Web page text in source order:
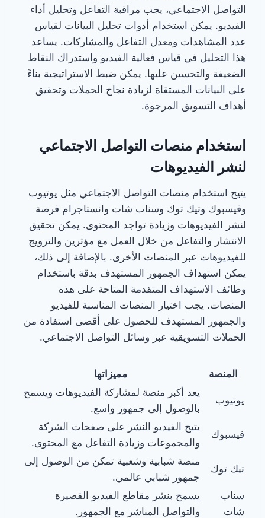
التواصل الاجتماعي، يجب مراقبة التفاعل وتحليل أداء
الفيديو. يمكن استخدام أدوات تحليل البيانات لقياس
عدد المشاهدات ومعدل التفاعل والمشاركات. يساعد
هذا التحليل في قياس فعالية الفيديو واستدراك النقاط
الضعيفة والتحسين عليها. يمكن ضبط الاستراتيجية بناءً
على البيانات المستقاة لزيادة نجاح الحملات وتحقيق
أهداف التسويق المرجوة.
استخدام منصات التواصل الاجتماعي
لنشر الفيديوهات
يتيح استخدام منصات التواصل الاجتماعي مثل يوتيوب
وفيسبوك وتيك توك وسناب شات وانستاجرام فرصة
لنشر الفيديوهات وزيادة تواجد المحتوى. يمكن تحقيق
الانتشار والتفاعل من خلال العمل مع مؤثرين والترويج
للفيديوهات عبر المنصات الأخرى. بالإضافة إلى ذلك،
يمكن استهداف الجمهور المستهدف بدقة باستخدام
وظائف الاستهداف المتقدمة المتاحة على هذه
المنصات. يجب اختيار المنصات المناسبة للفيديو
والجمهور المستهدف للحصول على أقصى استفادة من
الحملات التسويقية عبر وسائل التواصل الاجتماعي.
المنصة مميزاتها
يوتيوب
يعد أكبر منصة لمشاركة الفيديوهات ويسمح
بالوصول إلى جمهور واسع.
فيسبوك
يتيح الفيديو النشر على صفحات الشركة
والمجموعات وزيادة التفاعل مع المحتوى.
تيك توك
منصة شبابية وشعبية تمكن من الوصول إلى
جمهور شبابي عالمي.
سناب
شات
يسمح بنشر مقاطع الفيديو القصيرة
والتواصل المباشر مع الجمهور.